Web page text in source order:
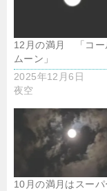
12月の満月 「コー
ムーン」
2025年12月6日
夜空
10月の満月はスーパ